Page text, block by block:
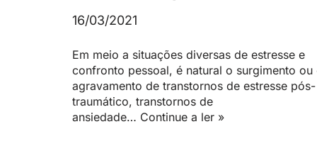
16/03/2021
Em meio a situações diversas de estresse e
confronto pessoal, é natural o surgimento ou
agravamento de transtornos de estresse pós-
traumático, transtornos de
ansiedade… Continue a ler »